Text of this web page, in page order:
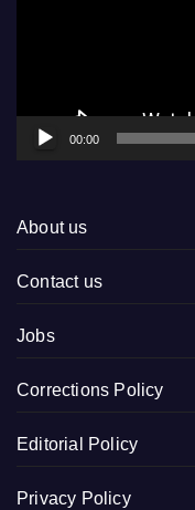
00:00
About us
Contact us
Jobs
Corrections Policy
Editorial Policy
Privacy Policy